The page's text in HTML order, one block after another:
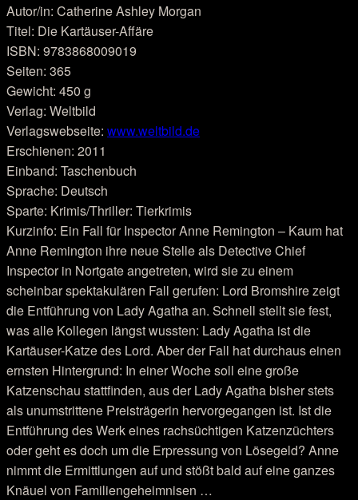
Autor/in: Catherine Ashley Morgan
Titel: Die Kartäuser-Affäre
ISBN: 9783868009019
Seiten: 365
Gewicht: 450 g
Verlag: Weltbild
Verlagswebseite: www.weltbild.de
Erschienen: 2011
Einband: Taschenbuch
Sprache: Deutsch
Sparte: Krimis/Thriller: Tierkrimis
Kurzinfo: Ein Fall für Inspector Anne Remington – Kaum hat
Anne Remington ihre neue Stelle als Detective Chief
Inspector in Nortgate angetreten, wird sie zu einem
scheinbar spektakulären Fall gerufen: Lord Bromshire zeigt
die Entführung von Lady Agatha an. Schnell stellt sie fest,
was alle Kollegen längst wussten: Lady Agatha ist die
Kartäuser-Katze des Lord. Aber der Fall hat durchaus einen
ernsten Hintergrund: In einer Woche soll eine große
Katzenschau stattfinden, aus der Lady Agatha bisher stets
als unumstrittene Preisträgerin hervorgegangen ist. Ist die
Entführung des Werk eines rachsüchtigen Katzenzüchters
oder geht es doch um die Erpressung von Lösegeld? Anne
nimmt die Ermittlungen auf und stößt bald auf eine ganzes
Knäuel von Familiengeheimnisen …